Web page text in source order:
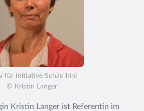
für Initiative Schau hin!
© Kristin Langer
Kristin Langer ist Referentin im